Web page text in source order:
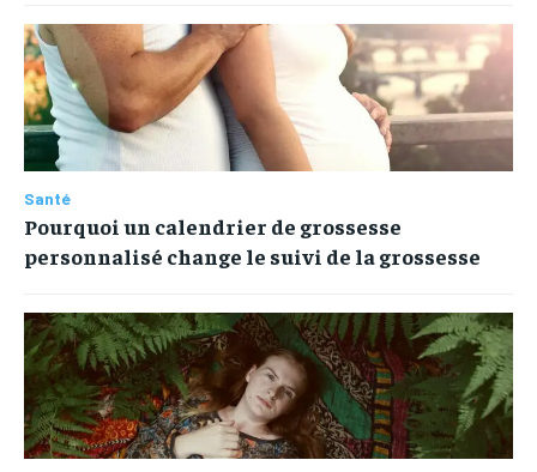
Santé
Pourquoi un calendrier de grossesse
personnalisé change le suivi de la grossesse